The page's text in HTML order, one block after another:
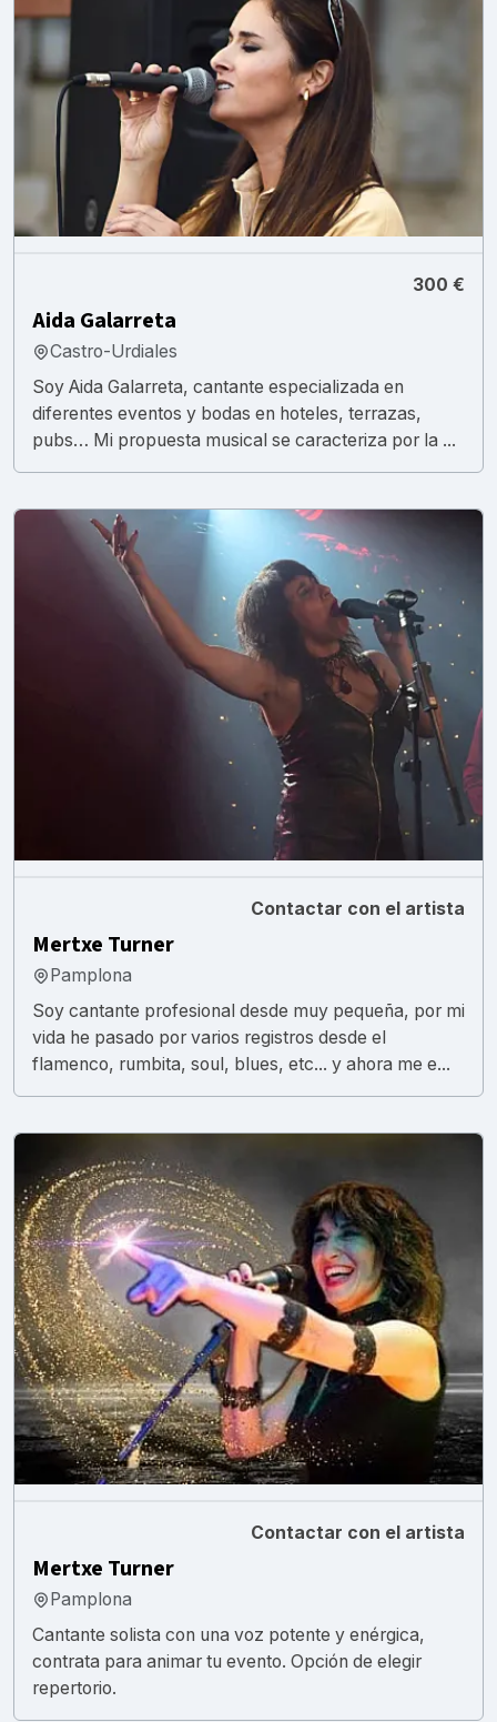
300 €
Aida Galarreta
Castro-Urdiales
Soy Aida Galarreta, cantante especializada en
diferentes eventos y bodas en hoteles, terrazas,
pubs… Mi propuesta musical se caracteriza por la ...
Contactar con el artista
Mertxe Turner
Pamplona
Soy cantante profesional desde muy pequeña, por mi
vida he pasado por varios registros desde el
flamenco, rumbita, soul, blues, etc... y ahora me e...
Contactar con el artista
Mertxe Turner
Pamplona
Cantante solista con una voz potente y enérgica,
contrata para animar tu evento. Opción de elegir
repertorio.